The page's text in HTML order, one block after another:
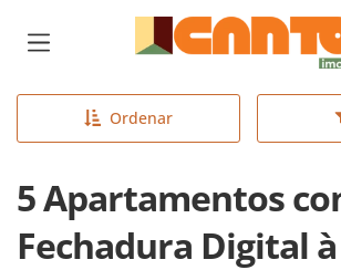
Página inicial
Ordenar
5 Apartamentos
Fechadura Digital